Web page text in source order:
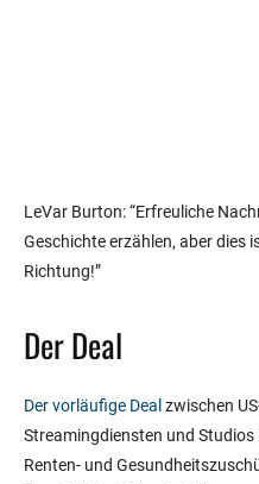
LeVar Burton: “Erfreuliche
Geschichte erzählen, aber dies
Richtung!”
Der Deal
Der vorläufige Deal zwischen
Streamingdiensten und
Renten- und